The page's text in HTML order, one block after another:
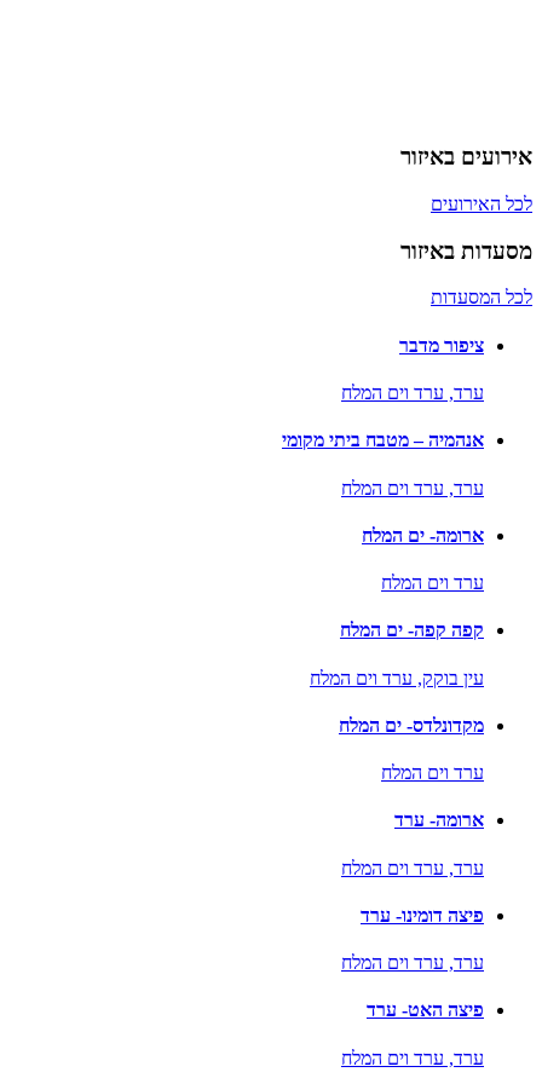
אירועים באיזור
לכל האירועים
מסעדות באיזור
לכל המסעדות
ציפור מדבר
ערד, ערד וים המלח
אנהמיה – מטבח ביתי מקומי
ערד, ערד וים המלח
ארומה- ים המלח
ערד וים המלח
קפה קפה- ים המלח
עין בוקק, ערד וים המלח
מקדונלדס- ים המלח
ערד וים המלח
ארומה- ערד
ערד, ערד וים המלח
פיצה דומינו- ערד
ערד, ערד וים המלח
פיצה האט- ערד
ערד, ערד וים המלח